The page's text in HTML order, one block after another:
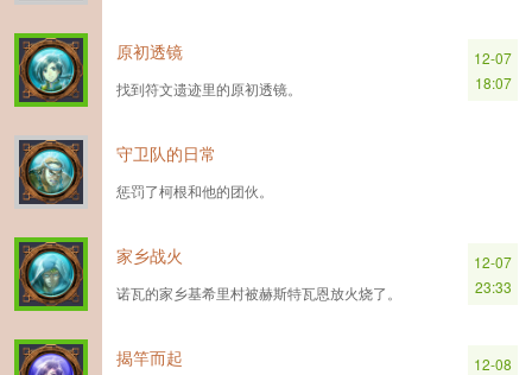
原初透镜
找到符文遗迹里的原初透镜。
12-07
18:07
守卫队的日常
惩罚了柯根和他的团伙。
家乡战火
诺瓦的家乡基希里村被赫斯特瓦恩放火烧了。
12-07
23:33
揭竿而起
12-08